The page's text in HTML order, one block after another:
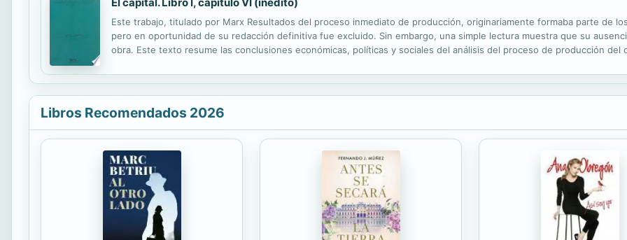
Este trabajo, titulado por Marx Resultados del proceso inmediato de producción, originariamente formaba parte de
pero en oportunidad de su redacción definitiva fue excluido. Sin embargo, una simple lectura muestra que su
obra. Este texto resume las conclusiones económicas, políticas y sociales del análisis del proceso de producción
Libros Recomendados 2026